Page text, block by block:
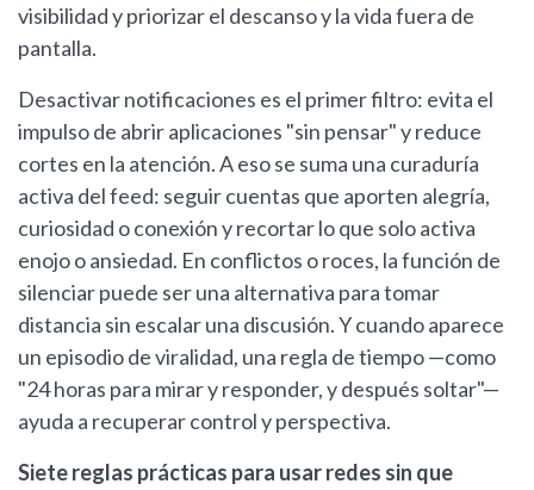
visibilidad y priorizar el descanso y la vida fuera de
pantalla.
Desactivar notificaciones es el primer filtro: evita el
impulso de abrir aplicaciones "sin pensar" y reduce
cortes en la atención. A eso se suma una curaduría
activa del feed: seguir cuentas que aporten alegría,
curiosidad o conexión y recortar lo que solo activa
enojo o ansiedad. En conflictos o roces, la función de
silenciar puede ser una alternativa para tomar
distancia sin escalar una discusión. Y cuando aparece
un episodio de viralidad, una regla de tiempo —como
"24 horas para mirar y responder, y después soltar"—
ayuda a recuperar control y perspectiva.
Siete reglas prácticas para usar redes sin que